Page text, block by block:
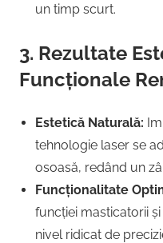
un timp scurt.
3. Rezultate
Funcționale
Estetică Naturală:
tehnologie laser se
osoasă, redând un
Funcționalitate
funcției masticatorii
nivel ridicat de